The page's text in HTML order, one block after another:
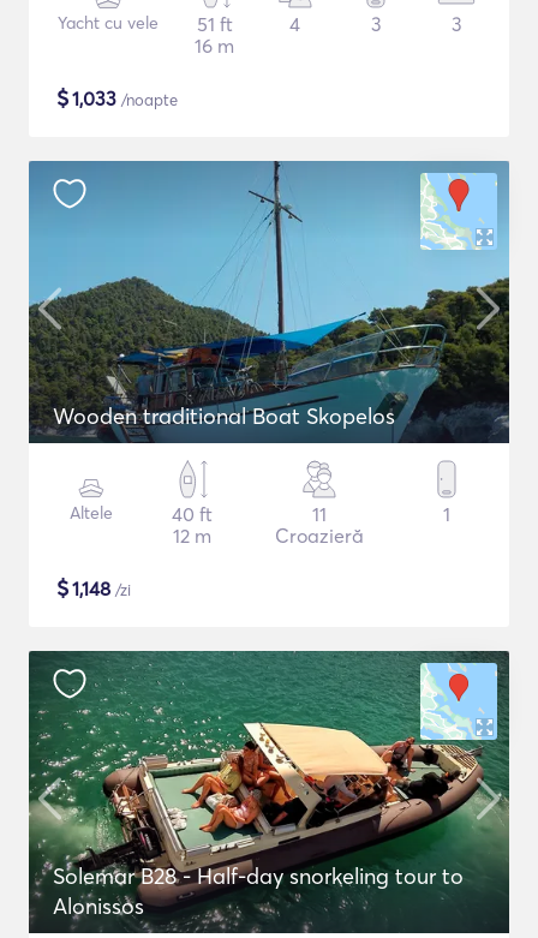
Yacht cu vele
51 ft
16 m
4 3 3
$1,033 /noapte
Wooden traditional Boat Skopelos
Altele
40 ft
12 m
11
Croazieră
1
$1,148 /zi
Solemar B28 - Half-day snorkeling tour to
Alonissos